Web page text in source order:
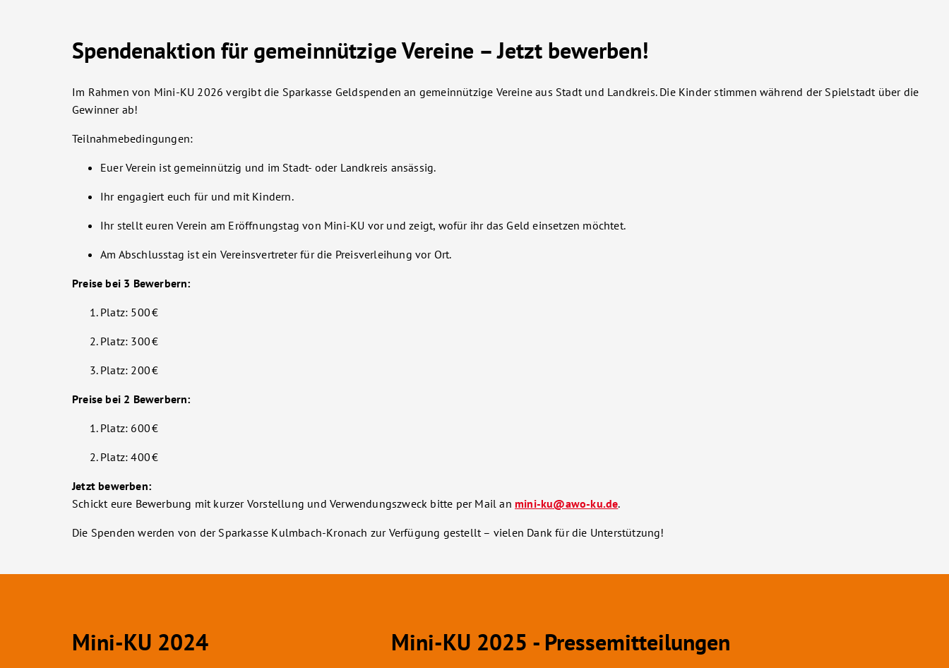
Spendenaktion für gemeinnützige Vereine – Jetzt bewerben!
Im Rahmen von Mini-KU 2026 vergibt die Sparkasse Geldspenden an gemeinnützige Vereine aus Stadt und Landkreis. Die Kinder stimmen während der Spielstadt über die
Gewinner ab!
Teilnahmebedingungen:
Euer Verein ist gemeinnützig und im Stadt- oder Landkreis ansässig.
Ihr engagiert euch für und mit Kindern.
Ihr stellt euren Verein am Eröffnungstag von Mini-KU vor und zeigt, wofür ihr das Geld einsetzen möchtet.
Am Abschlusstag ist ein Vereinsvertreter für die Preisverleihung vor Ort.
Preise bei 3 Bewerbern:
Platz: 500 €
Platz: 300 €
Platz: 200 €
Preise bei 2 Bewerbern:
Platz: 600 €
Platz: 400 €
Jetzt bewerben:
Schickt eure Bewerbung mit kurzer Vorstellung und Verwendungszweck bitte per Mail an mini-ku@awo-ku.de.
Die Spenden werden von der Sparkasse Kulmbach-Kronach zur Verfügung gestellt – vielen Dank für die Unterstützung!
Mini-KU 2024 Mini-KU 2025 - Pressemitteilungen